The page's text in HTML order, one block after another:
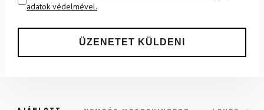
adatok védelmével.